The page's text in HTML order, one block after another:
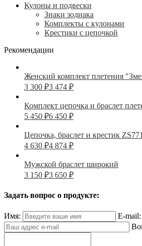
Кулоны и подвески
Знаки зодиака
Комплекты с кулонами
Крестики с цепочкой
Рекомендации
Женский комплект плетения
3 300 ₽3 474 ₽
Комплект цепочка и браслет
5 450 ₽6 450 ₽
Цепочка, браслет и крестик
4 630 ₽4 874 ₽
Мужской браслет широкий
3 150 ₽3 650 ₽
Задать вопрос о продукте:
Имя:
E-mail: